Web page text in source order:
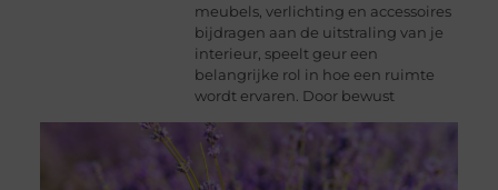
meubels, verlichting en accessoires
bijdragen aan de uitstraling van je
interieur, speelt geur een
belangrijke rol in hoe een ruimte
wordt ervaren. Door bewust